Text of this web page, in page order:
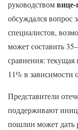
руководством
обсуждался
специалистов,
может составить
сравнения: текущая
11% в зависимости
Представители
поддерживают
пошлин может дать